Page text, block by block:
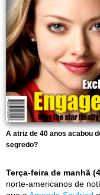
A atriz de 40 anos acabou
segredo?
Terça-feira de manhã
norte-americanos de